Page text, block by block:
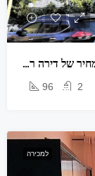
דירה משופצת מהבסיס ומשודרגת כולל הבניין במחיר של דירה רגילה
96
למכירה